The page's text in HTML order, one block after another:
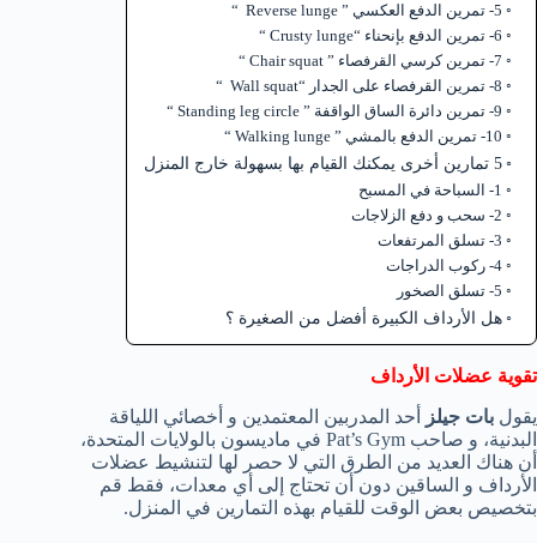
5- تمرين الدفع العكسي ” Reverse lunge “
6- تمرين الدفع بإنحناء “Crusty lunge “
7- تمرين كرسي القرفصاء ” Chair squat “
8- تمرين القرفصاء على الجدار “Wall squat “
9- تمرين دائرة الساق الواقفة ” Standing leg circle “
10- تمرين الدفع بالمشي ” Walking lunge “
5 تمارين أخرى يمكنك القيام بها بسهولة خارج المنزل
1- السباحة في المسبح
2- سحب و دفع الزلاجات
3- تسلق المرتفعات
4- ركوب الدراجات
5- تسلق الصخور
هل الأرداف الكبيرة أفضل من الصغيرة ؟
تقوية عضلات الأرداف
يقول بات جيلز
أحد المدربين المعتمدين و أخصائي اللياقة
البدنية، و صاحب Pat’s Gym في ماديسون بالولايات المتحدة،
أن هناك العديد من الطرق التي لا حصر لها لتنشيط عضلات
الأرداف و الساقين دون أن تحتاج إلى أي معدات، فقط قم
بتخصيص بعض الوقت للقيام بهذه التمارين في المنزل.